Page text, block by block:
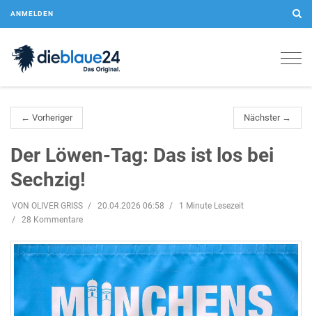
ANMELDEN
← Vorheriger Nächster →
Der Löwen-Tag: Das ist los bei
Sechzig!
VON OLIVER GRISS 20.04.2026 06:58
1 Minute Lesezeit
28 Kommentare